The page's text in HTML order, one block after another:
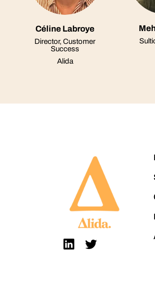
Céline Labroye
Director, Customer
Success
Alida